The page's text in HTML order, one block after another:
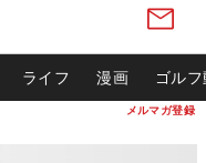
メルマガ登録
ライフ 漫画 ゴル